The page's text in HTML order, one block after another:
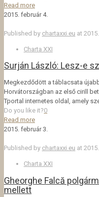
Read more
2015. február 4.
Published by chartaxxi.eu at
Charta XXI
Surján László: Lesz-e
Megkezdődött a táblacsata
Horvátországban az első cirill
Tportal internetes oldal, amely
Do you like it?0
Read more
2015. február 3.
Published by chartaxxi.eu at
Charta XXI
Gheorghe Falcă
mellett